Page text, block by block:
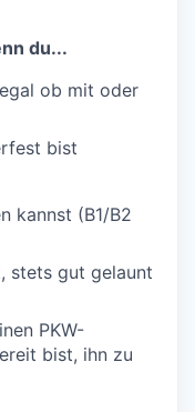
du...
ob mit oder
bist
kannst (B1/B2
stets gut gelaunt
PKW-
bist, ihn zu